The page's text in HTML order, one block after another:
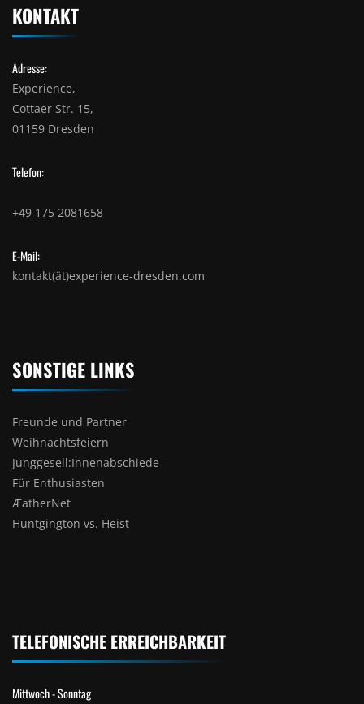
KONTAKT
Adresse:
Experience,
Cottaer Str. 15,
01159 Dresden
Telefon:
+49 175 2081658
E-Mail:
kontakt(ät)experience-dresden.com
SONSTIGE LINKS
Freunde und Partner
Weihnachtsfeiern
Junggesell:Innenabschiede
Für Enthusiasten
ÆatherNet
Huntgington vs. Heist
TELEFONISCHE ERREICHBARKEIT
Mittwoch - Sonntag